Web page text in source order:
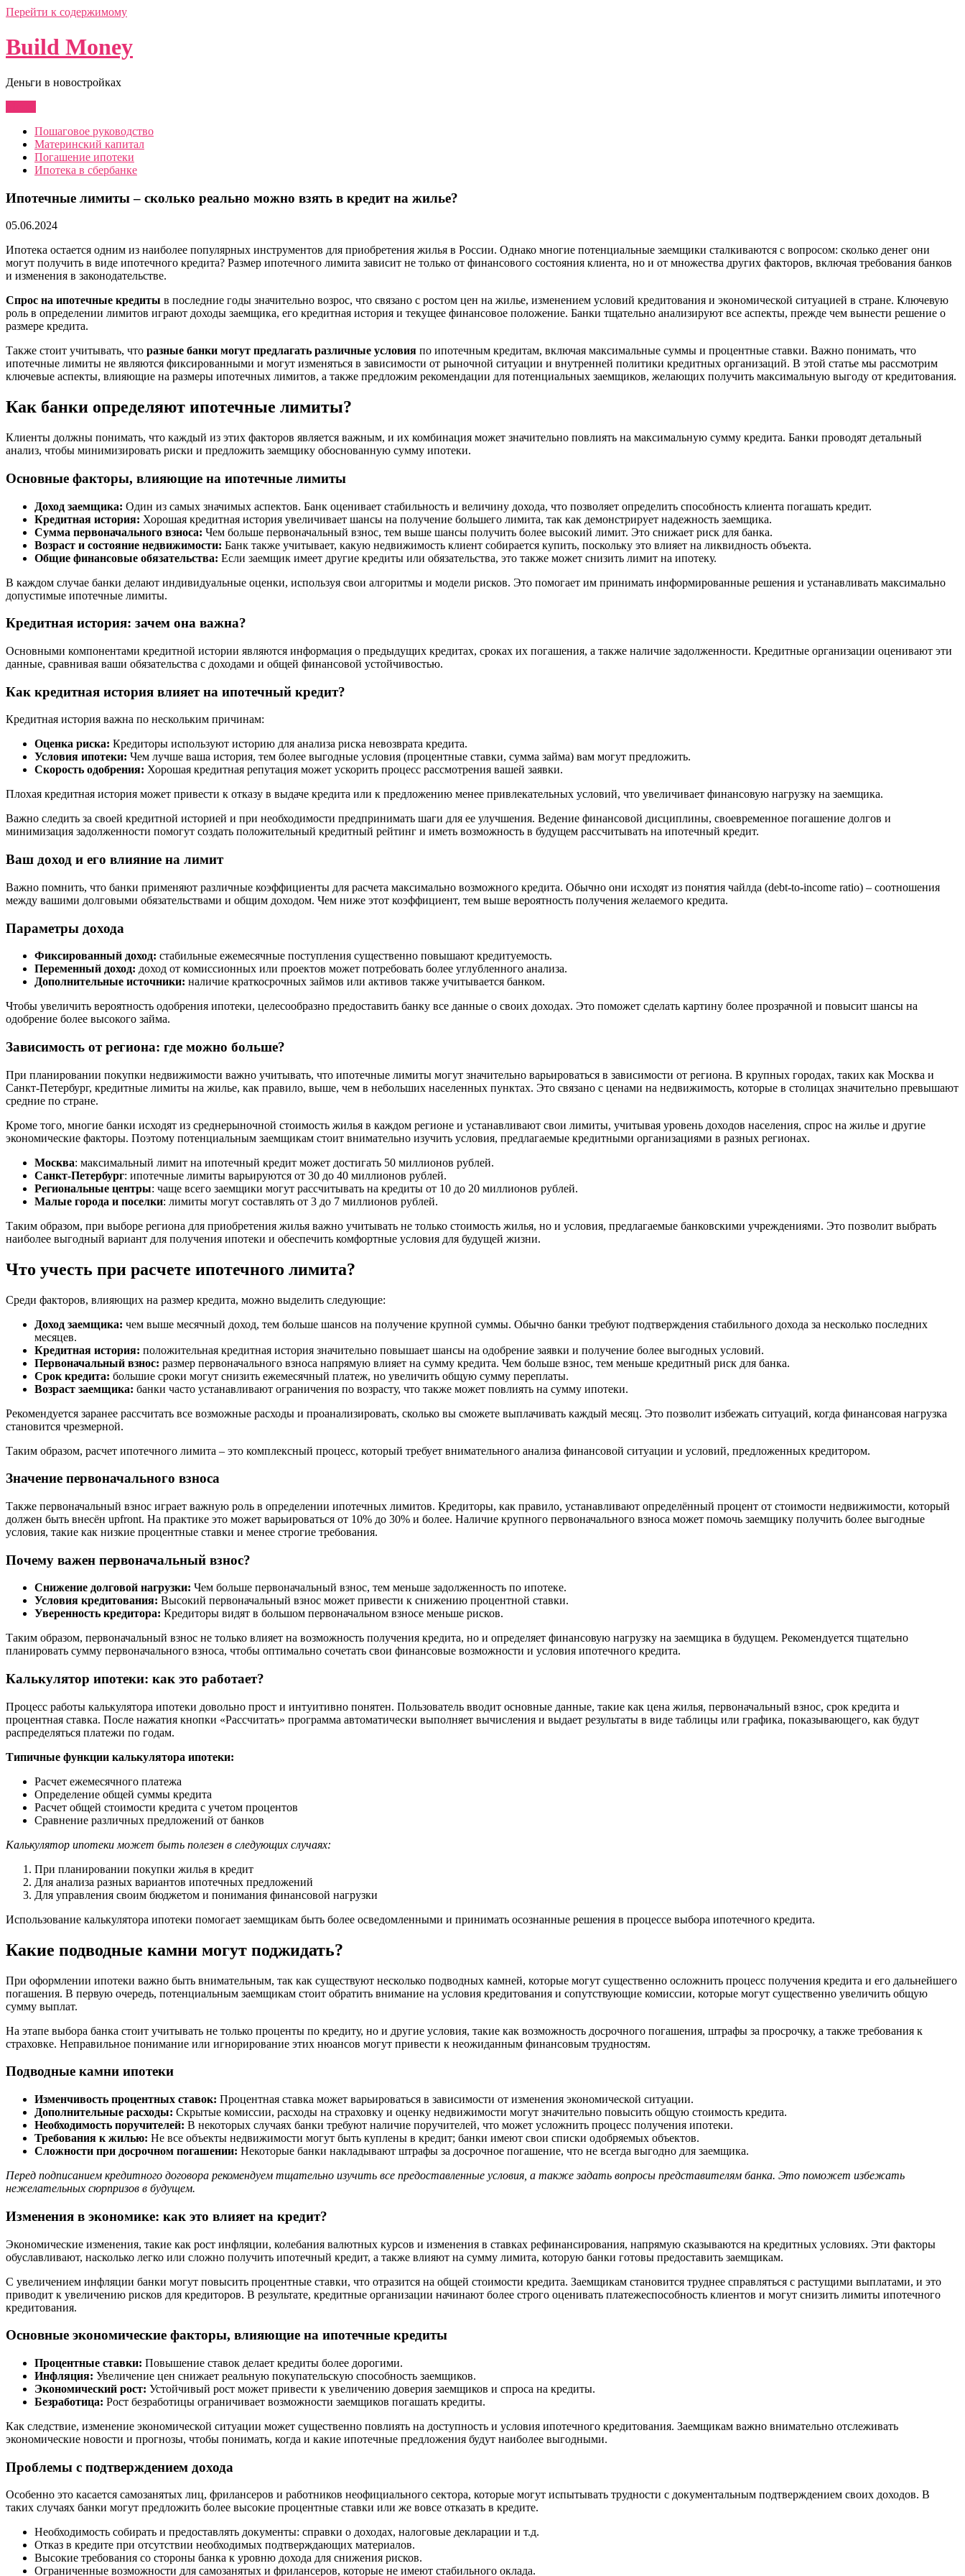
Перейти к содержимому
Build Money
Деньги в новостройках
Пошаговое руководство
Материнский капитал
Погашение ипотеки
Ипотека в сбербанке
Ипотечные лимиты – сколько реально можно взять в кредит на жилье?
05.06.2024
Ипотека остается одним из наиболее популярных инструментов для приобретения жилья в России. Однако многие потенциальные заемщики сталкиваются с вопросом: сколько денег они
могут получить в виде ипотечного кредита? Размер ипотечного лимита зависит не только от финансового состояния клиента, но и от множества других факторов, включая требования банков
и изменения в законодательстве.
Спрос на ипотечные кредиты в последние годы значительно возрос, что связано с ростом цен на жилье, изменением условий кредитования и экономической ситуацией в стране. Ключевую
роль в определении лимитов играют доходы заемщика, его кредитная история и текущее финансовое положение. Банки тщательно анализируют все аспекты, прежде чем вынести решение о
размере кредита.
Также стоит учитывать, что разные банки могут предлагать различные условия по ипотечным кредитам, включая максимальные суммы и процентные ставки. Важно понимать, что
ипотечные лимиты не являются фиксированными и могут изменяться в зависимости от рыночной ситуации и внутренней политики кредитных организаций. В этой статье мы рассмотрим
ключевые аспекты, влияющие на размеры ипотечных лимитов, а также предложим рекомендации для потенциальных заемщиков, желающих получить максимальную выгоду от кредитования.
Как банки определяют ипотечные лимиты?
Клиенты должны понимать, что каждый из этих факторов является важным, и их комбинация может значительно повлиять на максимальную сумму кредита. Банки проводят детальный
анализ, чтобы минимизировать риски и предложить заемщику обоснованную сумму ипотеки.
Основные факторы, влияющие на ипотечные лимиты
Доход заемщика: Один из самых значимых аспектов. Банк оценивает стабильность и величину дохода, что позволяет определить способность клиента погашать кредит.
Кредитная история: Хорошая кредитная история увеличивает шансы на получение большего лимита, так как демонстрирует надежность заемщика.
Сумма первоначального взноса: Чем больше первоначальный взнос, тем выше шансы получить более высокий лимит. Это снижает риск для банка.
Возраст и состояние недвижимости: Банк также учитывает, какую недвижимость клиент собирается купить, поскольку это влияет на ликвидность объекта.
Общие финансовые обязательства: Если заемщик имеет другие кредиты или обязательства, это также может снизить лимит на ипотеку.
В каждом случае банки делают индивидуальные оценки, используя свои алгоритмы и модели рисков. Это помогает им принимать информированные решения и устанавливать максимально
допустимые ипотечные лимиты.
Кредитная история: зачем она важна?
Основными компонентами кредитной истории являются информация о предыдущих кредитах, сроках их погашения, а также наличие задолженности. Кредитные организации оценивают эти
данные, сравнивая ваши обязательства с доходами и общей финансовой устойчивостью.
Как кредитная история влияет на ипотечный кредит?
Кредитная история важна по нескольким причинам:
Оценка риска: Кредиторы используют историю для анализа риска невозврата кредита.
Условия ипотеки: Чем лучше ваша история, тем более выгодные условия (процентные ставки, сумма займа) вам могут предложить.
Скорость одобрения: Хорошая кредитная репутация может ускорить процесс рассмотрения вашей заявки.
Плохая кредитная история может привести к отказу в выдаче кредита или к предложению менее привлекательных условий, что увеличивает финансовую нагрузку на заемщика.
Важно следить за своей кредитной историей и при необходимости предпринимать шаги для ее улучшения. Ведение финансовой дисциплины, своевременное погашение долгов и
минимизация задолженности помогут создать положительный кредитный рейтинг и иметь возможность в будущем рассчитывать на ипотечный кредит.
Ваш доход и его влияние на лимит
Важно помнить, что банки применяют различные коэффициенты для расчета максимально возможного кредита. Обычно они исходят из понятия чайлда (debt-to-income ratio) – соотношения
между вашими долговыми обязательствами и общим доходом. Чем ниже этот коэффициент, тем выше вероятность получения желаемого кредита.
Параметры дохода
Фиксированный доход: стабильные ежемесячные поступления существенно повышают кредитуемость.
Переменный доход: доход от комиссионных или проектов может потребовать более углубленного анализа.
Дополнительные источники: наличие краткосрочных займов или активов также учитывается банком.
Чтобы увеличить вероятность одобрения ипотеки, целесообразно предоставить банку все данные о своих доходах. Это поможет сделать картину более прозрачной и повысит шансы на
одобрение более высокого займа.
Зависимость от региона: где можно больше?
При планировании покупки недвижимости важно учитывать, что ипотечные лимиты могут значительно варьироваться в зависимости от региона. В крупных городах, таких как Москва и
Санкт-Петербург, кредитные лимиты на жилье, как правило, выше, чем в небольших населенных пунктах. Это связано с ценами на недвижимость, которые в столицах значительно превышают
средние по стране.
Кроме того, многие банки исходят из среднерыночной стоимость жилья в каждом регионе и устанавливают свои лимиты, учитывая уровень доходов населения, спрос на жилье и другие
экономические факторы. Поэтому потенциальным заемщикам стоит внимательно изучить условия, предлагаемые кредитными организациями в разных регионах.
Москва: максимальный лимит на ипотечный кредит может достигать 50 миллионов рублей.
Санкт-Петербург: ипотечные лимиты варьируются от 30 до 40 миллионов рублей.
Региональные центры: чаще всего заемщики могут рассчитывать на кредиты от 10 до 20 миллионов рублей.
Малые города и поселки: лимиты могут составлять от 3 до 7 миллионов рублей.
Таким образом, при выборе региона для приобретения жилья важно учитывать не только стоимость жилья, но и условия, предлагаемые банковскими учреждениями. Это позволит выбрать
наиболее выгодный вариант для получения ипотеки и обеспечить комфортные условия для будущей жизни.
Что учесть при расчете ипотечного лимита?
Среди факторов, влияющих на размер кредита, можно выделить следующие:
Доход заемщика: чем выше месячный доход, тем больше шансов на получение крупной суммы. Обычно банки требуют подтверждения стабильного дохода за несколько последних
месяцев.
Кредитная история: положительная кредитная история значительно повышает шансы на одобрение заявки и получение более выгодных условий.
Первоначальный взнос: размер первоначального взноса напрямую влияет на сумму кредита. Чем больше взнос, тем меньше кредитный риск для банка.
Срок кредита: большие сроки могут снизить ежемесячный платеж, но увеличить общую сумму переплаты.
Возраст заемщика: банки часто устанавливают ограничения по возрасту, что также может повлиять на сумму ипотеки.
Рекомендуется заранее рассчитать все возможные расходы и проанализировать, сколько вы сможете выплачивать каждый месяц. Это позволит избежать ситуаций, когда финансовая нагрузка
становится чрезмерной.
Таким образом, расчет ипотечного лимита – это комплексный процесс, который требует внимательного анализа финансовой ситуации и условий, предложенных кредитором.
Значение первоначального взноса
Также первоначальный взнос играет важную роль в определении ипотечных лимитов. Кредиторы, как правило, устанавливают определённый процент от стоимости недвижимости, который
должен быть внесён upfront. На практике это может варьироваться от 10% до 30% и более. Наличие крупного первоначального взноса может помочь заемщику получить более выгодные
условия, такие как низкие процентные ставки и менее строгие требования.
Почему важен первоначальный взнос?
Снижение долговой нагрузки: Чем больше первоначальный взнос, тем меньше задолженность по ипотеке.
Условия кредитования: Высокий первоначальный взнос может привести к снижению процентной ставки.
Уверенность кредитора: Кредиторы видят в большом первоначальном взносе меньше рисков.
Таким образом, первоначальный взнос не только влияет на возможность получения кредита, но и определяет финансовую нагрузку на заемщика в будущем. Рекомендуется тщательно
планировать сумму первоначального взноса, чтобы оптимально сочетать свои финансовые возможности и условия ипотечного кредита.
Калькулятор ипотеки: как это работает?
Процесс работы калькулятора ипотеки довольно прост и интуитивно понятен. Пользователь вводит основные данные, такие как цена жилья, первоначальный взнос, срок кредита и
процентная ставка. После нажатия кнопки «Рассчитать» программа автоматически выполняет вычисления и выдает результаты в виде таблицы или графика, показывающего, как будут
распределяться платежи по годам.
Типичные функции калькулятора ипотеки:
Расчет ежемесячного платежа
Определение общей суммы кредита
Расчет общей стоимости кредита с учетом процентов
Сравнение различных предложений от банков
Калькулятор ипотеки может быть полезен в следующих случаях:
При планировании покупки жилья в кредит
Для анализа разных вариантов ипотечных предложений
Для управления своим бюджетом и понимания финансовой нагрузки
Использование калькулятора ипотеки помогает заемщикам быть более осведомленными и принимать осознанные решения в процессе выбора ипотечного кредита.
Какие подводные камни могут поджидать?
При оформлении ипотеки важно быть внимательным, так как существуют несколько подводных камней, которые могут существенно осложнить процесс получения кредита и его дальнейшего
погашения. В первую очередь, потенциальным заемщикам стоит обратить внимание на условия кредитования и сопутствующие комиссии, которые могут существенно увеличить общую
сумму выплат.
На этапе выбора банка стоит учитывать не только проценты по кредиту, но и другие условия, такие как возможность досрочного погашения, штрафы за просрочку, а также требования к
страховке. Неправильное понимание или игнорирование этих нюансов могут привести к неожиданным финансовым трудностям.
Подводные камни ипотеки
Изменчивость процентных ставок: Процентная ставка может варьироваться в зависимости от изменения экономической ситуации.
Дополнительные расходы: Скрытые комиссии, расходы на страховку и оценку недвижимости могут значительно повысить общую стоимость кредита.
Необходимость поручителей: В некоторых случаях банки требуют наличие поручителей, что может усложнить процесс получения ипотеки.
Требования к жилью: Не все объекты недвижимости могут быть куплены в кредит; банки имеют свои списки одобряемых объектов.
Сложности при досрочном погашении: Некоторые банки накладывают штрафы за досрочное погашение, что не всегда выгодно для заемщика.
Перед подписанием кредитного договора рекомендуем тщательно изучить все предоставленные условия, а также задать вопросы представителям банка. Это поможет избежать
нежелательных сюрпризов в будущем.
Изменения в экономике: как это влияет на кредит?
Экономические изменения, такие как рост инфляции, колебания валютных курсов и изменения в ставках рефинансирования, напрямую сказываются на кредитных условиях. Эти факторы
обуславливают, насколько легко или сложно получить ипотечный кредит, а также влияют на сумму лимита, которую банки готовы предоставить заемщикам.
С увеличением инфляции банки могут повысить процентные ставки, что отразится на общей стоимости кредита. Заемщикам становится труднее справляться с растущими выплатами, и это
приводит к увеличению рисков для кредиторов. В результате, кредитные организации начинают более строго оценивать платежеспособность клиентов и могут снизить лимиты ипотечного
кредитования.
Основные экономические факторы, влияющие на ипотечные кредиты
Процентные ставки: Повышение ставок делает кредиты более дорогими.
Инфляция: Увеличение цен снижает реальную покупательскую способность заемщиков.
Экономический рост: Устойчивый рост может привести к увеличению доверия заемщиков и спроса на кредиты.
Безработица: Рост безработицы ограничивает возможности заемщиков погашать кредиты.
Как следствие, изменение экономической ситуации может существенно повлиять на доступность и условия ипотечного кредитования. Заемщикам важно внимательно отслеживать
экономические новости и прогнозы, чтобы понимать, когда и какие ипотечные предложения будут наиболее выгодными.
Проблемы с подтверждением дохода
Особенно это касается самозанятых лиц, фрилансеров и работников неофициального сектора, которые могут испытывать трудности с документальным подтверждением своих доходов. В
таких случаях банки могут предложить более высокие процентные ставки или же вовсе отказать в кредите.
Необходимость собирать и предоставлять документы: справки о доходах, налоговые декларации и т.д.
Отказ в кредите при отсутствии необходимых подтверждающих материалов.
Высокие требования со стороны банка к уровню дохода для снижения рисков.
Ограниченные возможности для самозанятых и фрилансеров, которые не имеют стабильного оклада.